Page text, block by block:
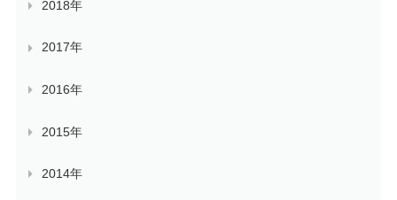
2018年
2017年
2016年
2015年
2014年